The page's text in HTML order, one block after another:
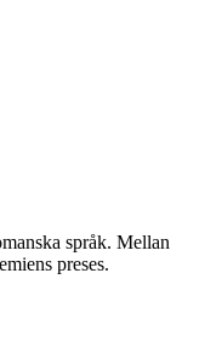
språk. Mellan
preses.